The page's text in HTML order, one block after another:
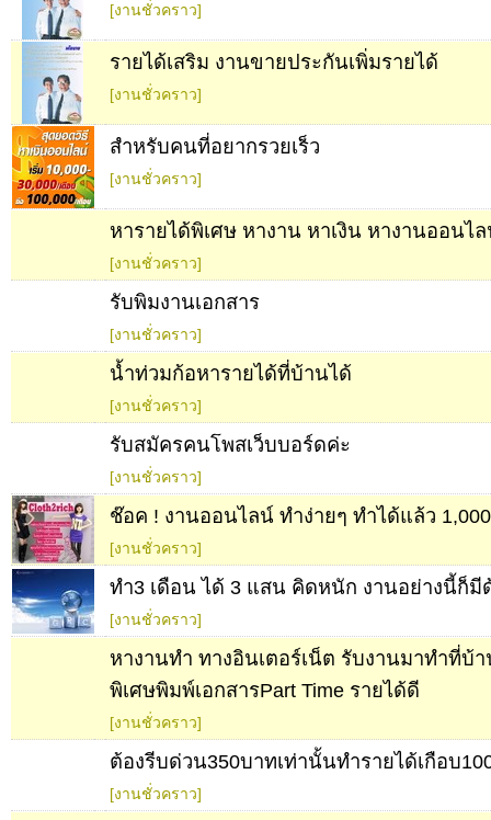
[งานชั่วคราว]
รายได้เสริม งานขายประกันเพิ่มรายได้
[งานชั่วคราว]
สำหรับคนที่อยากรวยเร็ว
[งานชั่วคราว]
หารายได้พิเศษ หางาน หาเงิน หางานออนไ
[งานชั่วคราว]
รับพิมงานเอกสาร
[งานชั่วคราว]
น้ำท่วมก้อหารายได้ที่บ้านได้
[งานชั่วคราว]
รับสมัครคนโพสเว็บบอร์ดค่ะ
[งานชั่วคราว]
ช๊อค ! งานออนไลน์ ทำง่ายๆ ทำได้แล้ว
[งานชั่วคราว]
ทำ3 เดือน ได้ 3 แสน คิดหนัก งานอย่างนี้ก็มี
[งานชั่วคราว]
หางานทำ ทางอินเตอร์เน็ต รับงานมาทำที่บ้
พิเศษพิมพ์เอกสารPart Time รายได้ดี
[งานชั่วคราว]
ต้องรีบด่วน350บาทเท่านั้นทำรายได้เกือบ
[งานชั่วคราว]